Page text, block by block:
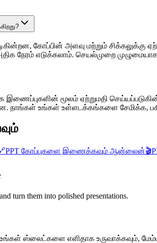
கோப்பின் அளவு மற்றும்
நேரம் எடுக்கலாம். செயல்முறை
இணைப்புகளின் மூலம் ஏற்றுமதி
நாங்கள் உங்கள் உள்ளடக்கங்களை சேமிக்க,
PPT கோப்புகளை இணைக்கவும் ஆன்லைன்🎬
turn them into polished presentations.
ஸ்லைட்களை எளிதாக உருவாக்கவும்,